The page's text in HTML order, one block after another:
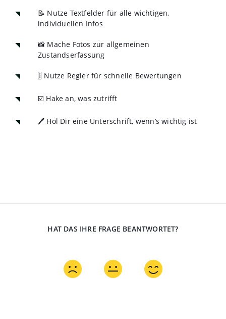
📝 Nutze Textfelder für alle wichtigen,
individuellen Infos
📸 Mache Fotos zur allgemeinen
Zustandserfassung
🎚️ Nutze Regler für schnelle Bewertungen
☑️ Hake an, was zutrifft
🖊️ Hol Dir eine Unterschrift, wenn’s wichtig ist
HAT DAS IHRE FRAGE BEANTWORTET?